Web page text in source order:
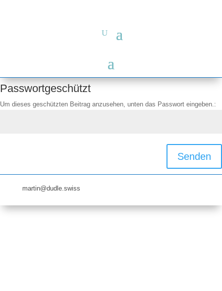
Passwortgeschützt
Um dieses geschützten Beitrag anzusehen, unten das Passwort eingeben.:
Senden
martin@dudle.swiss